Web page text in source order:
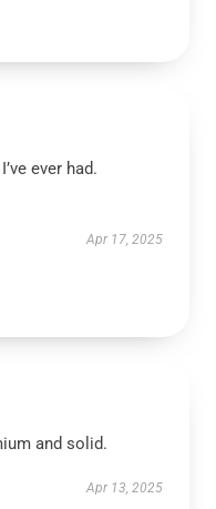
ever had.
Apr 17, 2025
and solid.
Apr 13, 2025